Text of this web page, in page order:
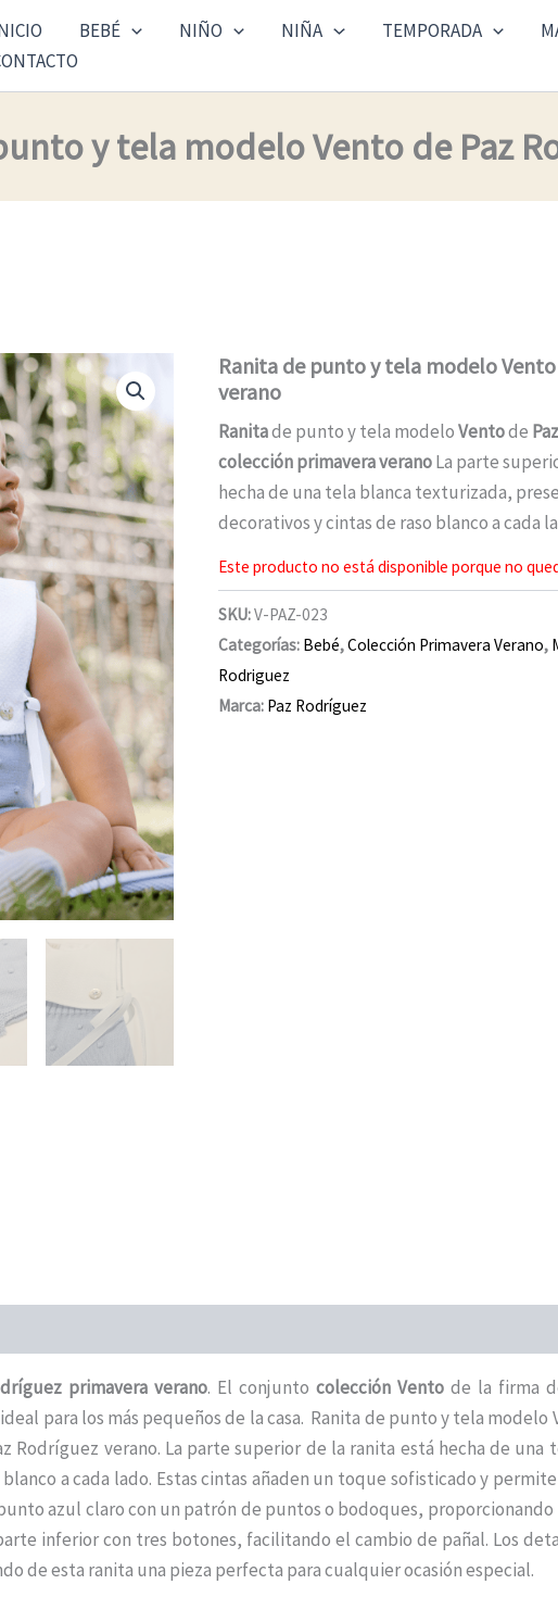
BEBÉ NIÑO NIÑA TEMPORADA
y tela modelo Vento de Paz
Ranita de punto y tela modelo
verano
Ranitade punto y tela modeloVentode
colección primavera veranoLa parte
hecha de una tela blanca texturizada,
decorativos y cintas de raso blanco a cada
Este producto no está disponible porque no
SKU:V-PAZ-023
Categorías: Bebé,Colección Primavera Verano,
Rodriguez
Marca: Paz Rodríguez
primavera verano. El conjunto colección Ventode la firma
para los más pequeños de la casa. Ranita de punto y tela modelo
Rodríguez verano. La parte superior de la ranita está hecha de una
a cada lado. Estas cintas añaden un toque sofisticado y
azul claro con un patrón de puntos o bodoques,
inferior con tres botones, facilitando el cambio de pañal. Los
de esta ranita una pieza perfecta para cualquier ocasión especial.